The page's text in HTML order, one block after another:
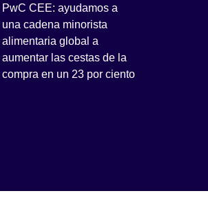
PwC CEE: ayudamos a
una cadena minorista
alimentaria global a
aumentar las cestas de la
compra en un 23 por ciento